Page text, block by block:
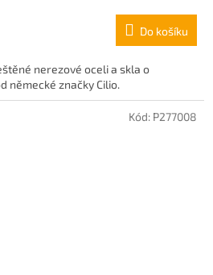
Do košíku
nerezové oceli a skla o
německé značky Cilio.
Kód: P277008